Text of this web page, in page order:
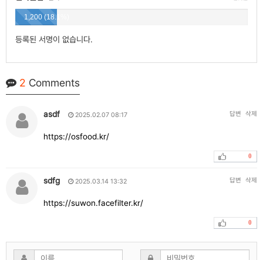
1,200 (18.1%)
등록된 서명이 없습니다.
2 Comments
asdf 2025.02.07 08:17 답변 삭제
https://osfood.kr/
0
sdfg 2025.03.14 13:32 답변 삭제
https://suwon.facefilter.kr/
0